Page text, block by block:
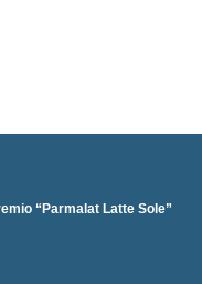
“Parmalat Latte Sole”